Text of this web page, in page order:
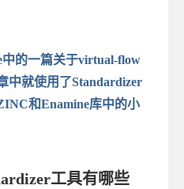
的一篇关于virtual-flow
中就使用了Standardizer
和Enamine库中的小
工具有哪些